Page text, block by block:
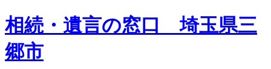
相続・遺言の窓口 埼玉県三
郷市